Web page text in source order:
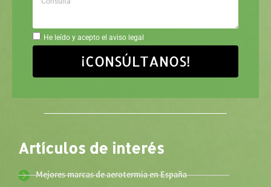
He leído y acepto el aviso legal
¡CONSÚLTANOS!
Artículos de interés
Mejores marcas de aerotermia en España